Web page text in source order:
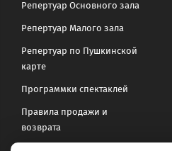
Репертуар Основного зала
Репертуар Малого зала
Репертуар по Пушкинской
карте
Программки спектаклей
Правила продажи и
возврата